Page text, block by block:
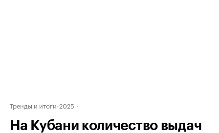
Тренды и итоги-2025
На Кубани количество выдач